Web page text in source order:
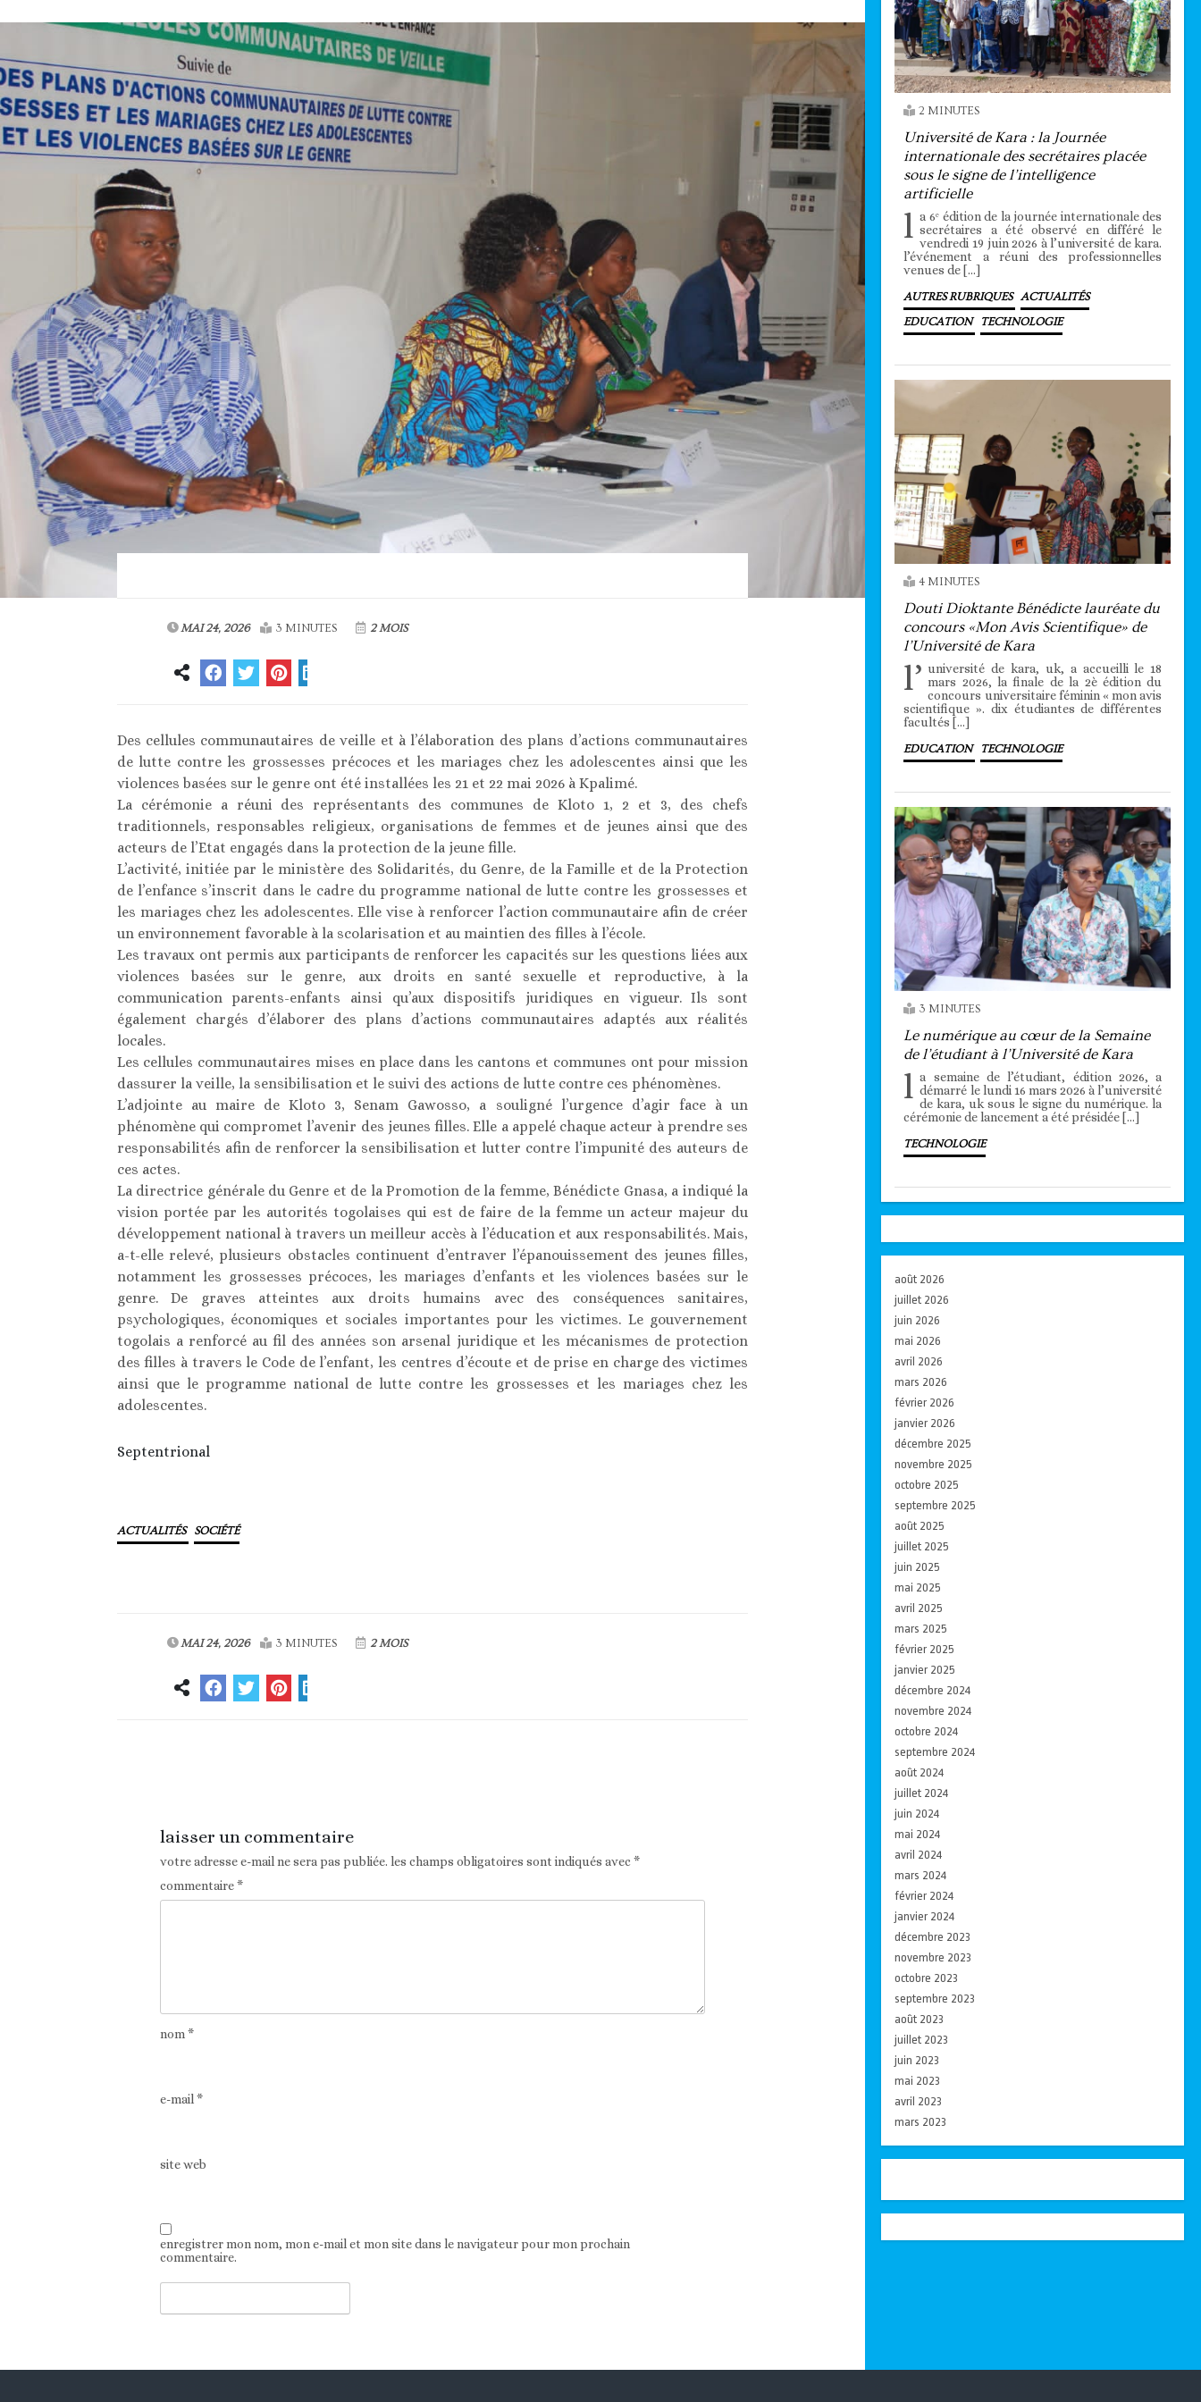
MAI 24, 2026 3 MINUTES 2 MOIS
Des cellules communautaires de veille et à l’élaboration des plans d’actions communautaires
de lutte contre les grossesses précoces et les mariages chez les adolescentes ainsi que les
violences basées sur le genre ont été installées les 21 et 22 mai 2026 à Kpalimé.
La cérémonie a réuni des représentants des communes de Kloto 1, 2 et 3, des chefs
traditionnels, responsables religieux, organisations de femmes et de jeunes ainsi que des
acteurs de l’Etat engagés dans la protection de la jeune fille.
L’activité, initiée par le ministère des Solidarités, du Genre, de la Famille et de la Protection
de l’enfance s’inscrit dans le cadre du programme national de lutte contre les grossesses et
les mariages chez les adolescentes. Elle vise à renforcer l’action communautaire afin de créer
un environnement favorable à la scolarisation et au maintien des filles à l’école.
Les travaux ont permis aux participants de renforcer les capacités sur les questions liées aux
violences basées sur le genre, aux droits en santé sexuelle et reproductive, à la
communication parents-enfants ainsi qu’aux dispositifs juridiques en vigueur. Ils sont
également chargés d’élaborer des plans d’actions communautaires adaptés aux réalités
locales.
Les cellules communautaires mises en place dans les cantons et communes ont pour mission
dassurer la veille, la sensibilisation et le suivi des actions de lutte contre ces phénomènes.
L’adjointe au maire de Kloto 3, Senam Gawosso, a souligné l’urgence d’agir face à un
phénomène qui compromet l’avenir des jeunes filles. Elle a appelé chaque acteur à prendre ses
responsabilités afin de renforcer la sensibilisation et lutter contre l’impunité des auteurs de
ces actes.
La directrice générale du Genre et de la Promotion de la femme, Bénédicte Gnasa, a indiqué la
vision portée par les autorités togolaises qui est de faire de la femme un acteur majeur du
développement national à travers un meilleur accès à l’éducation et aux responsabilités. Mais,
a-t-elle relevé, plusieurs obstacles continuent d’entraver l’épanouissement des jeunes filles,
notamment les grossesses précoces, les mariages d’enfants et les violences basées sur le
genre. De graves atteintes aux droits humains avec des conséquences sanitaires,
psychologiques, économiques et sociales importantes pour les victimes. Le gouvernement
togolais a renforcé au fil des années son arsenal juridique et les mécanismes de protection
des filles à travers le Code de l’enfant, les centres d’écoute et de prise en charge des victimes
ainsi que le programme national de lutte contre les grossesses et les mariages chez les
adolescentes.
Septentrional
ACTUALITÉS SOCIÉTÉ
MAI 24, 2026 3 MINUTES 2 MOIS
laisser un commentaire
votre adresse e-mail ne sera pas publiée. les champs obligatoires sont indiqués avec*
commentaire*
nom *
e-mail *
site web
enregistrer mon nom, mon e-mail et mon site dans le navigateur pour mon prochain
commentaire.
2 MINUTES
Université de Kara : la Journée
internationale des secrétaires placée
sous le signe de l’intelligence
artificielle
l a 6ᵉ édition de la journée internationale des
secrétaires a été observé en différé le
vendredi 19 juin 2026 à l’université de kara.
l’événement a réuni des professionnelles
venues de […]
AUTRES RUBRIQUES ACTUALITÉS
EDUCATION TECHNOLOGIE
4 MINUTES
Douti Dioktante Bénédicte lauréate du
concours «Mon Avis Scientifique» de
l’Université de Kara
l’ université de kara, uk, a accueilli le 18
mars 2026, la finale de la 2è édition du
concours universitaire féminin « mon avis
scientifique ». dix étudiantes de différentes
facultés […]
EDUCATION TECHNOLOGIE
3 MINUTES
Le numérique au cœur de la Semaine
de l’étudiant à l’Université de Kara
l a semaine de l’étudiant, édition 2026, a
démarré le lundi 16 mars 2026 à l’université
de kara, uk sous le signe du numérique. la
cérémonie de lancement a été présidée […]
TECHNOLOGIE
août 2026
juillet 2026
juin 2026
mai 2026
avril 2026
mars 2026
février 2026
janvier 2026
décembre 2025
novembre 2025
octobre 2025
septembre 2025
août 2025
juillet 2025
juin 2025
mai 2025
avril 2025
mars 2025
février 2025
janvier 2025
décembre 2024
novembre 2024
octobre 2024
septembre 2024
août 2024
juillet 2024
juin 2024
mai 2024
avril 2024
mars 2024
février 2024
janvier 2024
décembre 2023
novembre 2023
octobre 2023
septembre 2023
août 2023
juillet 2023
juin 2023
mai 2023
avril 2023
mars 2023